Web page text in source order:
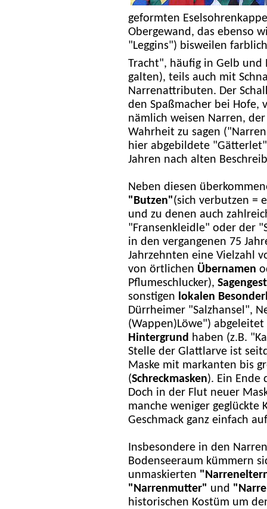
geformten
Obergewand, das ebenso
"Leggins") bisweilen
Tracht", häufig in Gelb und
galten), teils auch mit
Narrenattributen. Der
den Spaßmacher bei Hofe,
nämlich weisen Narren,
Wahrheit zu sagen
hier abgebildete
Jahren nach alten
Neben diesen
"Butzen"(sich verbutzen =
und zu denen auch
"Fransenkleidle" oder der
in den vergangenen 75
Jahrzehnten eine Vielzahl
von örtlichen Übernamen
Pflumeschlucker),
sonstigen lokalen
Dürrheimer "Salzhansel",
(Wappen)Löwe")
Hintergrund haben (z.B.
Stelle der Glattlarve ist
Maske mit markanten bis
(Schreckmasken). Ein Ende
Doch in der Flut neuer
manche weniger
Geschmack ganz einfach
nsbesondere in den
Bodenseeraum kümmern
unmaskierten
"Narrenmutter" und
historischen Kostüm um